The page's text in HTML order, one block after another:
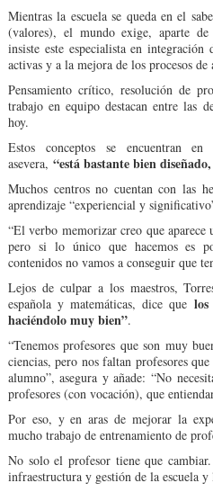
Mientras la escuela se queda en el
(valores), el mundo exige, aparte
insiste este especialista en
activas y a la mejora de los procesos de
Pensamiento crítico, resolución de
trabajo en equipo destacan entre las
hoy.
Estos conceptos se encuentran
asevera, “está bastante bien
Muchos centros no cuentan con las
aprendizaje “experiencial y
“El verbo memorizar creo que
pero si lo único que hacemos es
contenidos no vamos a conseguir que
Lejos de culpar a los maestros,
española y matemáticas, dice que
haciéndolo muy bien”.
“Tenemos profesores que son muy
ciencias, pero nos faltan profesores
alumno”, asegura y añade: “No
profesores (con vocación), que
Por eso, y en aras de mejorar la
mucho trabajo de entrenamiento de
No solo el profesor tiene que
infraestructura y gestión de la escuela